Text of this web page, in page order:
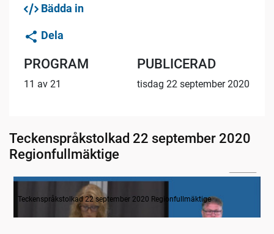
Bädda in
Dela
PROGRAM
11 av 21
PUBLICERAD
tisdag 22 september 2020
Teckenspråkstolkad 22 september 2020
Regionfullmäktige
Inledande formalia
Teckenspråkstolkad 22 september 2020 Regionfullmäktige